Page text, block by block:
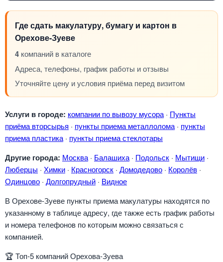
Где сдать макулатуру, бумагу и картон в
Орехове-Зуеве
4 компаний в каталоге
Адреса, телефоны, график работы и отзывы
Уточняйте цену и условия приёма перед визитом
Услуги в городе: компании по вывозу мусора · Пункты
приёма вторсырья · пункты приема металлолома · пункты
приема пластика · пункты приема стеклотары
Другие города: Москва · Балашиха · Подольск · Мытищи ·
Люберцы · Химки · Красногорск · Домодедово · Королёв ·
Одинцово · Долгопрудный · Видное
В Орехове-Зуеве пункты приема макулатуры находятся по
указанному в таблице адресу, где также есть график работы
и номера телефонов по которым можно связаться с
компанией.
🏆 Топ-5 компаний Орехова-Зуева